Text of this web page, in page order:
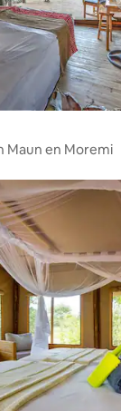
Maun en Moremi